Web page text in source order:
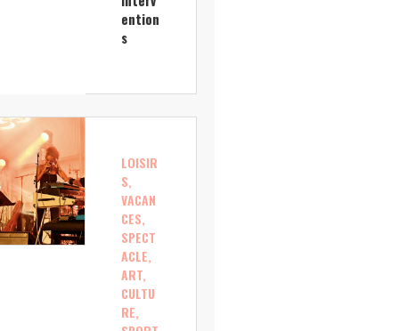
ention
s
LOISIR
S,
VACAN
CES,
SPECT
ACLE,
ART,
CULTU
RE,